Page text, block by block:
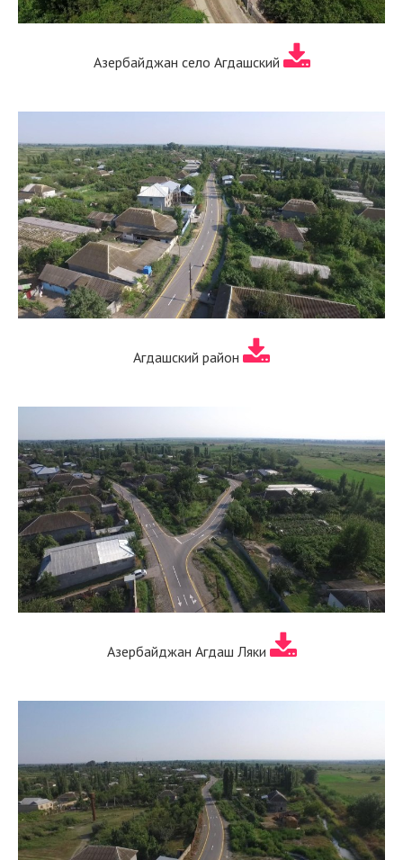
Азербайджан село Агдашский
Агдашский район
Азербайджан Агдаш Ляки